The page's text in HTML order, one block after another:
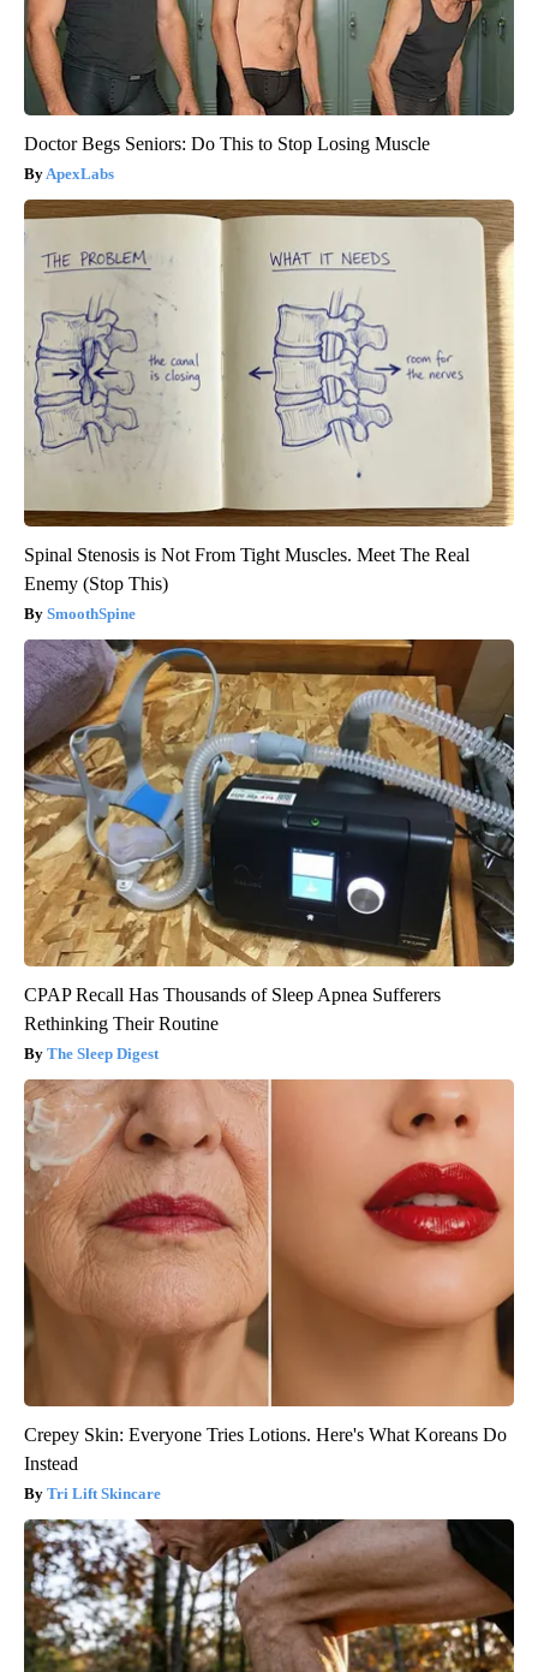
Doctor Begs Seniors: Do This to Stop Losing Muscle
ApexLabs
Spinal Stenosis is Not From Tight Muscles. Meet The Real
Enemy (Stop This)
SmoothSpine
CPAP Recall Has Thousands of Sleep Apnea Sufferers
Rethinking Their Routine
The Sleep Digest
Crepey Skin: Everyone Tries Lotions. Here's What Koreans Do
Instead
Tri Lift Skincare